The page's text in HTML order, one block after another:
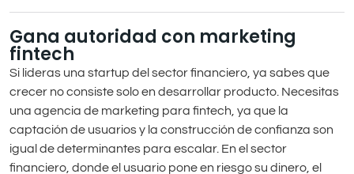
Gana autoridad con marketing
fintech
Si lideras una startup del sector financiero, ya sabes que
crecer no consiste solo en desarrollar producto. Necesitas
una agencia de marketing para fintech, ya que la
captación de usuarios y la construcción de confianza son
igual de determinantes para escalar. En el sector
financiero, donde el usuario pone en riesgo su dinero, el